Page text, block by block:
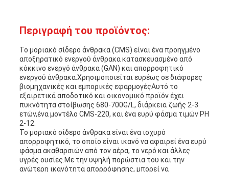
ΥΠΟΘΈΣΕΙΣ
ΖΗΤΉΣΤΕ
ΜΙΑ
ΠΡΟΣΦΟΡΆ
SITEMAP
Περιγραφή του προϊόντος:
Το μοριακό σίδερο άνθρακα (CMS) είναι ένα προηγμένο
αποξηρατικό ενεργού άνθρακα κατασκευασμένο από
κόκκινο ενεργό άνθρακα (GAN) και απορροφητικό
ενεργού άνθρακα.Χρησιμοποιείται ευρέως σε διάφορες
βιομηχανικές και εμπορικές εφαρμογέςΑυτό το
εξαιρετικά αποδοτικό και οικονομικό προϊόν έχει
πυκνότητα στοίβωσης 680-700G/L, διάρκεια ζωής 2-3
ετών,ένα μοντέλο CMS-220, και ένα ευρύ φάσμα τιμών PH
2-12.
Το μοριακό σίδερο άνθρακα είναι ένα ισχυρό
απορροφητικό, το οποίο είναι ικανό να αφαιρεί ένα ευρύ
φάσμα ακαθαρσιών από τον αέρα, το νερό και άλλες
υγρές ουσίες.Με την υψηλή πορώστια του και την
ανώτερη ικανότητα απορρόφησης, μπορεί να